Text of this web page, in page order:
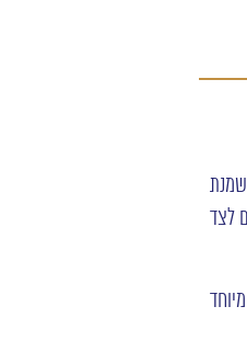
לצד